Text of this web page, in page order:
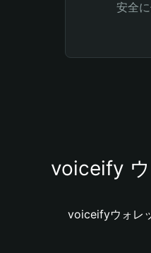
安全に
voiceify
voiceifyウォレ